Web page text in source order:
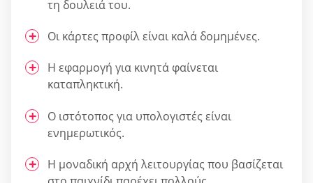
τη δουλειά του.
Οι κάρτες προφίλ είναι καλά δομημένες.
Η εφαρμογή για κινητά φαίνεται
καταπληκτική.
Ο ιστότοπος για υπολογιστές είναι
ενημερωτικός.
Η μοναδική αρχή λειτουργίας που βασίζεται